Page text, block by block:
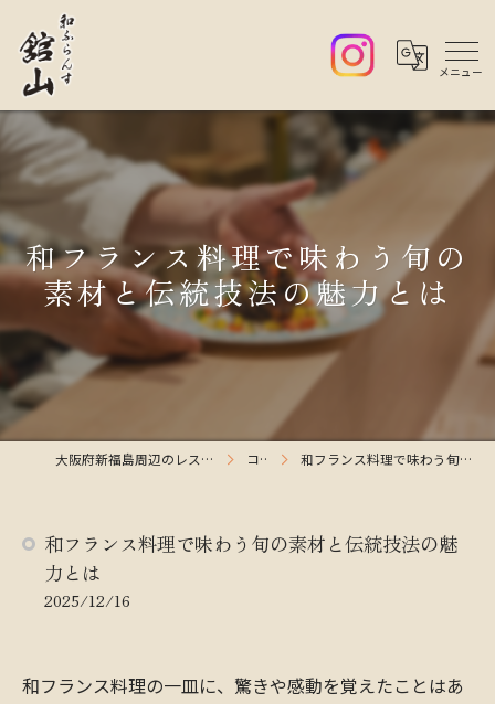
和フランス料理で味わう旬の
素材と伝統技法の魅力とは
大阪府新福島周辺のレストランなら和ふらんす舘山 コラム 和フランス料理で味わう旬の素材と伝統技法の魅力とは
和フランス料理で味わう旬の素材と伝統技法の魅
力とは
2025/12/16
和フランス料理の一皿に、驚きや感動を覚えたことはあ